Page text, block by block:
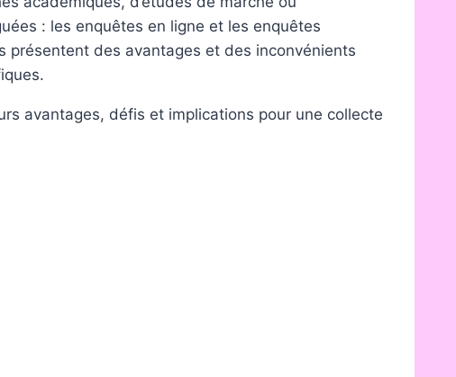
: les enquêtes en ligne et les enquêtes
des avantages et des inconvénients
avantages, défis et implications pour une collecte